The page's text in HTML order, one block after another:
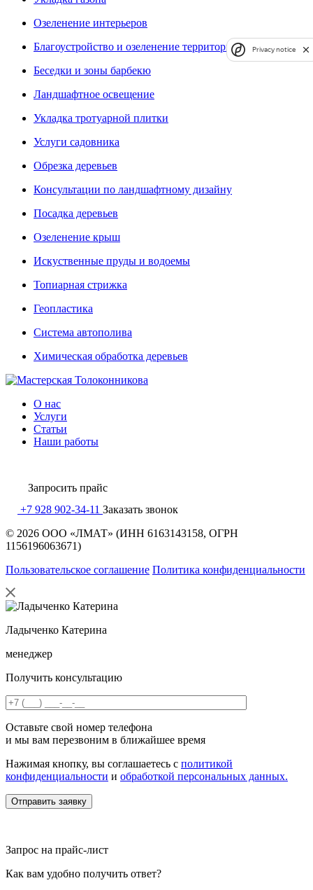
Озеленение интерьеров
Благоустройство и озеленение территории
Беседки и зоны барбекю
Ландшафтное освещение
Укладка тротуарной плитки
Услуги садовника
Обрезка деревьев
Консультации по ландшафтному дизайну
Посадка деревьев
Озеленение крыш
Искуственные пруды и водоемы
Топиарная стрижка
Геопластика
Система автополива
Химическая обработка деревьев
О нас
Услуги
Статьи
Наши работы
Запросить прайс
+7 928 902-34-11 Заказать звонок
© 2026 ООО «ЛМАТ» (ИНН 6163143158, ОГРН
1156196063671)
Пользовательское соглашение Политика конфиденциальности
Ладыченко Катерина
менеджер
Получить консультацию
Оставьте свой номер телефона
и мы вам перезвоним в ближайшее время
Нажимая кнопку, вы соглашаетесь с политикой
конфиденциальности и обработкой персональных данных.
Запрос на прайс-лист
Как вам удобно получить ответ?
Privacy notice